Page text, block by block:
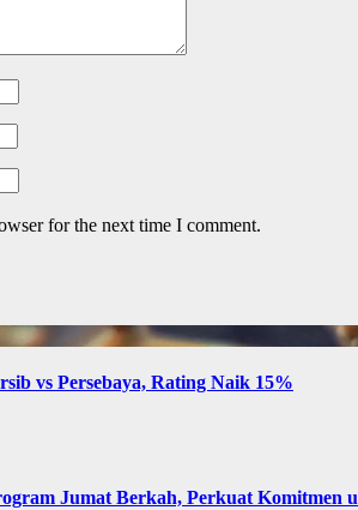
for the next time I comment.
vs Persebaya, Rating Naik 15%
Jumat Berkah, Perkuat Komitmen